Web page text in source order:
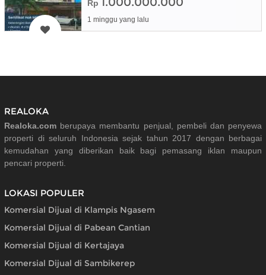
Rp
1 minggu yang lalu
REALOKA
Realoka.com berupaya membantu penjual, pembeli dan penyewa
properti di seluruh Indonesia sejak tahun 2017 dengan berbagai
kemudahan yang diberikan baik bagi pemasang iklan maupun
pencari properti.
LOKASI POPULER
Komersial Dijual di Klampis Ngasem
Komersial Dijual di Pabean Cantian
Komersial Dijual di Kertajaya
Komersial Dijual di Sambikerep